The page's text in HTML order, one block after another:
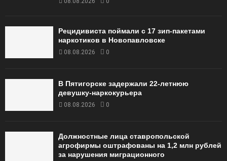
Рецидивиста поймали с 17 зип-пакетами
наркотиков в Новопавловске
08.08.2026 0
В Пятигорске задержали 22-летнюю
девушку-наркокурьера
08.08.2026 0
Должностные лица ставропольской
агрофирмы оштрафованы на 1,2 млн рублей
за нарушения миграционного